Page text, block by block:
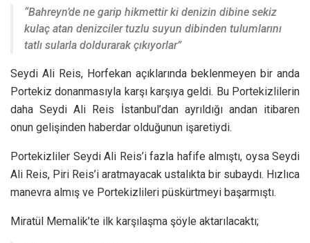
“Bahreyn’de ne garip hikmettir ki denizin dibine sekiz
kulaç atan denizciler tuzlu suyun dibinden tulumlarını
tatlı sularla doldurarak çıkıyorlar”
Seydi Ali Reis, Horfekan açıklarında beklenmeyen bir anda
Portekiz donanmasıyla karşı karşıya geldi. Bu Portekizlilerin
daha Seydi Ali Reis İstanbul’dan ayrıldığı andan itibaren
onun gelişinden haberdar olduğunun işaretiydi.
Portekizliler Seydi Ali Reis’i fazla hafife almıştı, oysa Seydi
Ali Reis, Piri Reis’i aratmayacak ustalıkta bir subaydı. Hızlıca
manevra almış ve Portekizlileri püskürtmeyi başarmıştı.
Miratül Memalik’te ilk karşılaşma şöyle aktarılacaktı;